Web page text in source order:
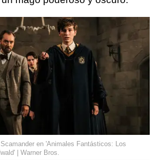
en 'Animales Fantásticos: Los
| Warner Bros.